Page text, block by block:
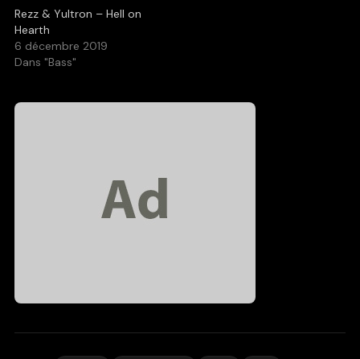
Rezz & Yultron – Hell on
Hearth
6 décembre 2019
Dans "Bass"